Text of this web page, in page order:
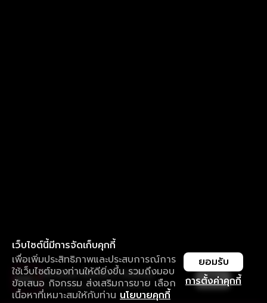
เว็บไซต์นี้มีการจัดเก็บคุกกี้
เพื่อเพิ่มประสิทธิภาพและประสบการณ์การ
ใช้เว็บไซต์ของท่านให้ดียิ่งขึ้น รวมถึงมอบ
ข้อเสนอ กิจกรรม ส่งเสริมการขาย เลือก
เนื้อหาที่เหมาะสมให้กับท่าน นโยบายคุกกี้
การตั้งค่าคุกกี้
ยอมรับ
ใช้งานแอป ลื่นไหลกว่า ไม่มีสะดุด
ดาวน์โหลดแอปเพื่อการรับชมที่ดีกว่า เปิด